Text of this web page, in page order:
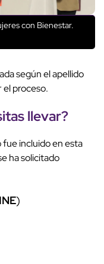
con Bienestar.
según el apellido
el proceso.
llevar?
fue incluido en esta
ha solicitado
INE)